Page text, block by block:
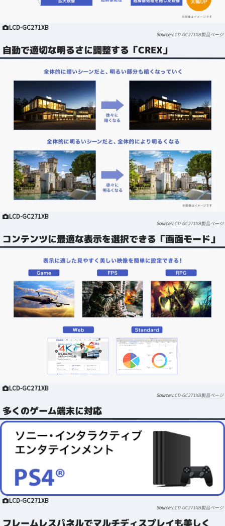
LCD-GC271XB
LCD-GC271XB製品ページ
自動で適切な明るさに調整する「CREX」
LCD-GC271XB
LCD-GC271XB製品ページ
コンテンツに最適な表示を選択できる「画面モード」
LCD-GC271XB
LCD-GC271XB製品ページ
多くのゲーム端末に対応
LCD-GC271XB
LCD-GC271XB製品ページ
フレームレスパネルでマルチディスプレイも美しく